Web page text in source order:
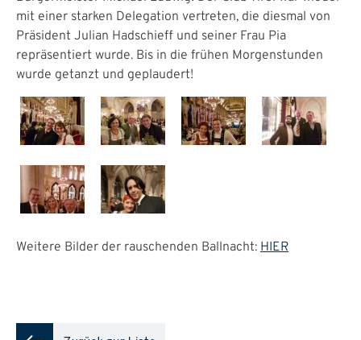
mit einer starken Delegation vertreten, die diesmal von
Präsident Julian Hadschieff und seiner Frau Pia
repräsentiert wurde. Bis in die frühen Morgenstunden
wurde getanzt und geplaudert!
Weitere Bilder der rauschenden Ballnacht: HIER